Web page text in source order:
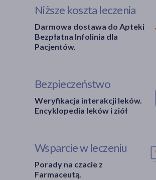
Niższe koszta leczenia
Darmowa dostawa do Apteki
Bezpłatna Infolinia dla
Pacjentów.
Bezpieczeństwo
Weryfikacja interakcji leków.
Encyklopedia leków i ziół
Wsparcie w leczeniu
Porady na czacie z
Farmaceutą.